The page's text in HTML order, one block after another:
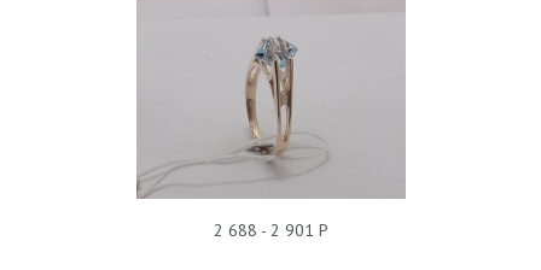
КОЛЬЦО ГРАНАТ 35К311046
2 688 - 2 901 Р